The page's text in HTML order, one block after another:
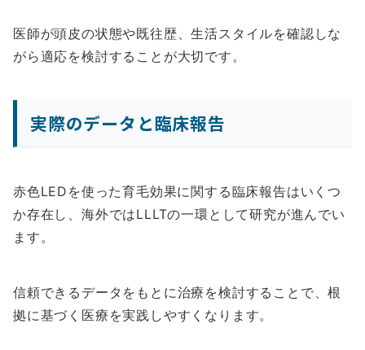
医師が頭皮の状態や既往歴、生活スタイルを確認しな
がら適応を検討することが大切です。
実際のデータと臨床報告
赤色LEDを使った育毛効果に関する臨床報告はいくつ
か存在し、海外ではLLLTの一環として研究が進んでい
ます。
信頼できるデータをもとに治療を検討することで、根
拠に基づく医療を実践しやすくなります。